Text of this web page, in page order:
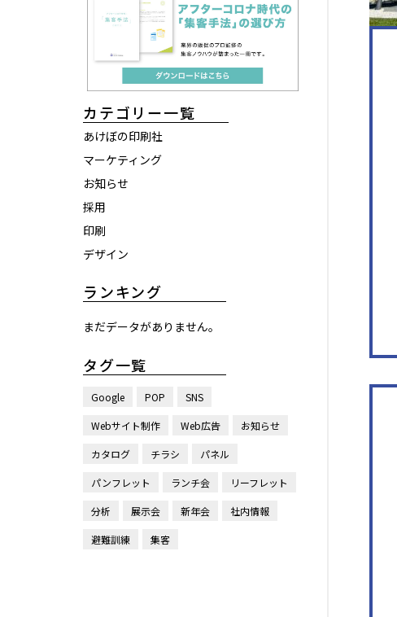
カテゴリー一覧
あけぼの印刷社
マーケティング
お知らせ
採用
印刷
デザイン
ランキング
まだデータがありません。
タグ一覧
Google POP SNS
Webサイト制作 Web広告 お知らせ
カタログ チラシ パネル
パンフレット ランチ会 リーフレット
分析 展示会 新年会 社内情報
避難訓練 集客